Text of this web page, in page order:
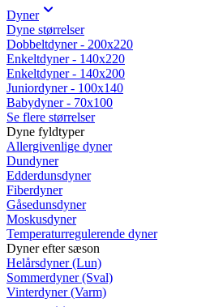
Dyner
Dyne størrelser
Dobbeltdyner - 200x220
Enkeltdyner - 140x220
Enkeltdyner - 140x200
Juniordyner - 100x140
Babydyner - 70x100
Se flere størrelser
Dyne fyldtyper
Allergivenlige dyner
Dundyner
Edderdunsdyner
Fiberdyner
Gåsedunsdyner
Moskusdyner
Temperaturregulerende dyner
Dyner efter sæson
Helårsdyner (Lun)
Sommerdyner (Sval)
Vinterdyner (Varm)